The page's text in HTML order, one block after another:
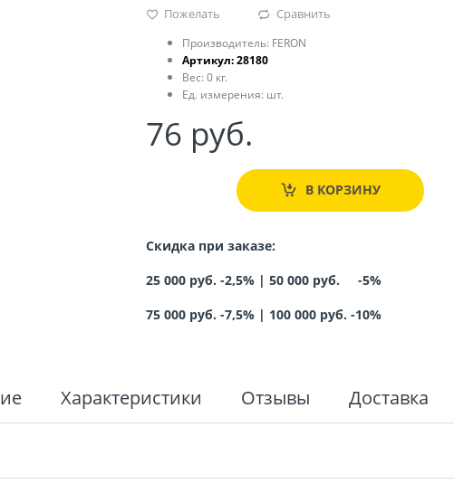
Пожелать Сравнить
Производитель: FERON
Артикул:28180
Вес: 0 кг.
Ед. измерения: шт.
76 руб.
В КОРЗИНУ
Скидка при заказе:
25 000 руб. -2,5% | 50 000 руб. -5%
75 000 руб. -7,5%| 100 000 руб. -10%
Характеристики Отзывы Доставка